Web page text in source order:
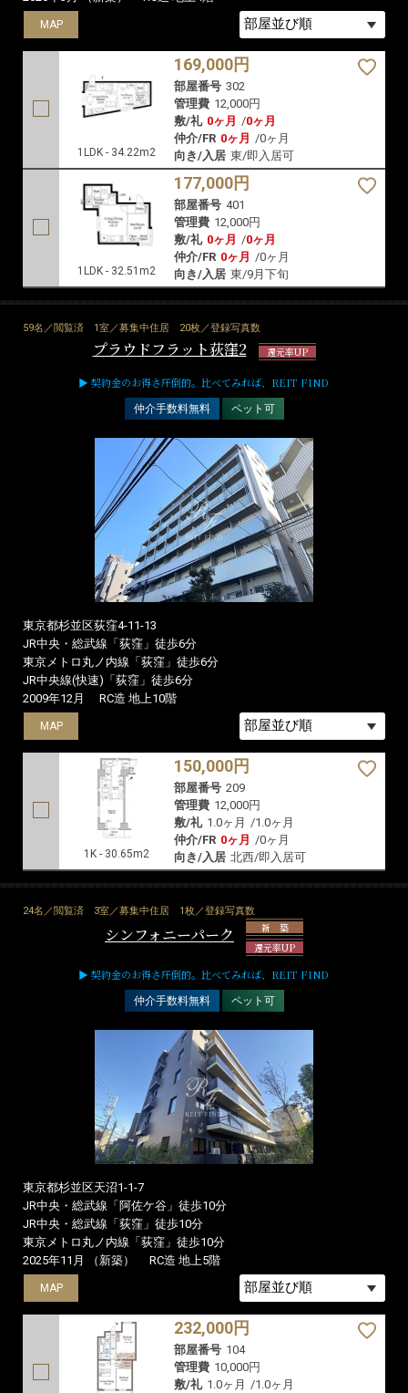
MAP
1LDK - 34.22m2
169,000円
部屋番号 302
管理費 12,000円
敷/礼 0ヶ月 /0ヶ月
仲介/FR 0ヶ月 /0ヶ月
向き/入居 東/即入居可
MAP
1LDK - 32.51m2
177,000円
部屋番号 401
管理費 12,000円
敷/礼 0ヶ月 /0ヶ月
仲介/FR 0ヶ月 /0ヶ月
向き/入居 東/9月下旬
59名／閲覧済 1室／募集中住居 20枚／登録写真数
プラウドフラット荻窪2 還元率UP
▶ 契約金のお得さ圧倒的。比べてみれば、REIT FIND
仲介手数料無料 ペット可
東京都杉並区荻窪4-11-13
JR中央・総武線「荻窪」徒歩6分
東京メトロ丸ノ内線「荻窪」徒歩6分
JR中央線(快速)「荻窪」徒歩6分
2009年12月
RC造 地上10階
MAP
1K - 30.65m2
150,000円
部屋番号 209
管理費 12,000円
敷/礼 1.0ヶ月 /1.0ヶ月
仲介/FR 0ヶ月 /0ヶ月
向き/入居 北西/即入居可
24名／閲覧済 3室／募集中住居 1枚／登録写真数
シンフォニーパーク
新 築
還元率UP
▶ 契約金のお得さ圧倒的。比べてみれば、REIT FIND
仲介手数料無料 ペット可
東京都杉並区天沼1-1-7
JR中央・総武線「阿佐ケ谷」徒歩10分
JR中央・総武線「荻窪」徒歩10分
東京メトロ丸ノ内線「荻窪」徒歩10分
2025年11月 （新築）
RC造 地上5階
MAP
232,000円
部屋番号 104
管理費 10,000円
敷/礼 1.0ヶ月 /1.0ヶ月
MAP
MAP